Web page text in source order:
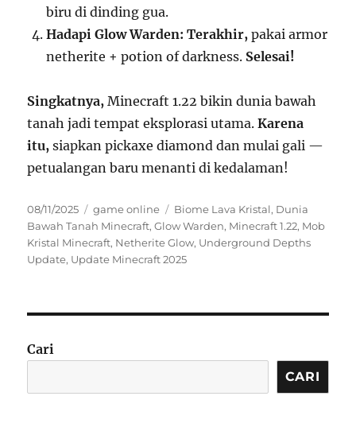
biru di dinding gua.
Hadapi Glow Warden: Terakhir, pakai armor
netherite + potion of darkness. Selesai!
Singkatnya, Minecraft 1.22 bikin dunia bawah
tanah jadi tempat eksplorasi utama.Karena
itu, siapkan pickaxe diamond dan mulai gali —
petualangan baru menanti di kedalaman!
Posted
on
08/11/2025 Categories
game online Tags
Biome Lava Kristal, Dunia
Bawah Tanah Minecraft,Glow Warden, Minecraft 1.22, Mob
Kristal Minecraft, Netherite Glow, Underground Depths
Update, Update Minecraft 2025
Cari
CARI